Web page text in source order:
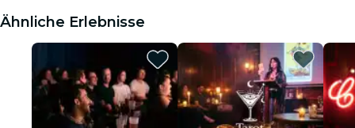
Ähnliche Erlebnisse